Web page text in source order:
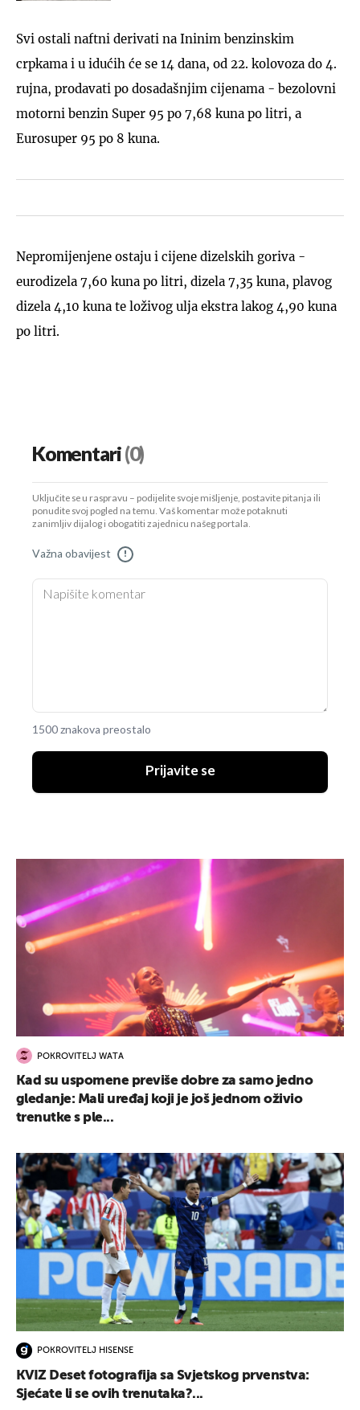
Svi ostali naftni derivati na Ininim benzinskim
crpkama i u idućih će se 14 dana, od 22. kolovoza do 4.
rujna, prodavati po dosadašnjim cijenama - bezolovni
motorni benzin Super 95 po 7,68 kuna po litri, a
Eurosuper 95 po 8 kuna.
Nepromijenjene ostaju i cijene dizelskih goriva -
eurodizela 7,60 kuna po litri, dizela 7,35 kuna, plavog
dizela 4,10 kuna te loživog ulja ekstra lakog 4,90 kuna
po litri.
Komentari(0)
Uključite se u raspravu – podijelite svoje mišljenje, postavite pitanja ili
ponudite svoj pogled na temu. Vaš komentar može potaknuti
zanimljiv dijalog i obogatiti zajednicu našeg portala.
Važna obavijest !
1500 znakova preostalo
Prijavite se
POKROVITELJ WATA
Kad su uspomene previše dobre za samo jedno
gledanje: Mali uređaj koji je još jednom oživio
trenutke s ple...
POKROVITELJ HISENSE
KVIZ Deset fotografija sa Svjetskog prvenstva:
Sjećate li se ovih trenutaka?...